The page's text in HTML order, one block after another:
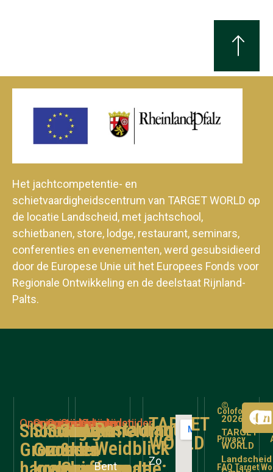
Het jachtcompetentie- en
schietvaardigheidscentrum van TARGET WORLD op
de locatie Landscheid, met jachtschool,
schietbanen, store, lodge, restaurant, seminars,
conferenties en evenementen, werd gesubsidieerd
door de Europese Unie uit het Europees Fonds voor
Regionale Ontwikkeling en de deelstaat Rijnland-
Palts.
Openingstijden
Shooting
Grounds
Openingstijden
Shooting
Grounds
Openingstijden
Schieten
zonder
Openingstijden
Store
&
Openingstijden
Aanmelding
en
Restaurant
Weidblick
Bent
TARGET
WORLD
Zo
Colofon
Privacy
FAQ Target
©
2026
TARGET
WORLD
Landscheid